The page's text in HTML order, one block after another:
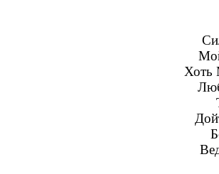
Хоть